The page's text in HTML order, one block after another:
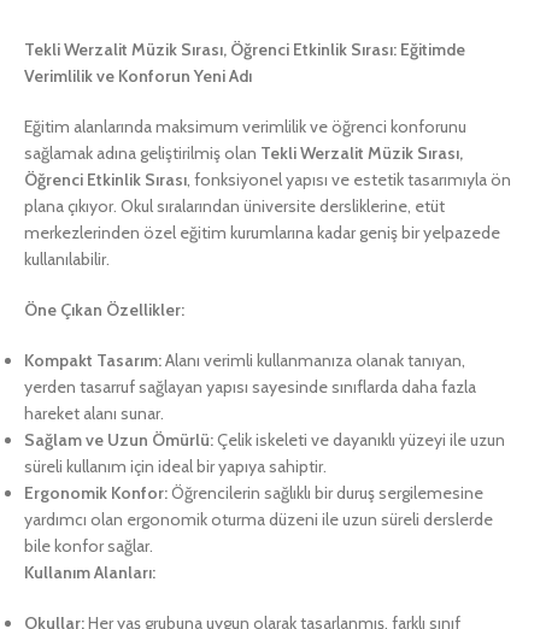
Tekli Werzalit Müzik Sırası, Öğrenci Etkinlik Sırası: Eğitimde
Verimlilik ve Konforun Yeni Adı
Eğitim alanlarında maksimum verimlilik ve öğrenci konforunu
sağlamak adına geliştirilmiş olan Tekli Werzalit Müzik Sırası,
Öğrenci Etkinlik Sırası, fonksiyonel yapısı ve estetik tasarımıyla ön
plana çıkıyor. Okul sıralarından üniversite dersliklerine, etüt
merkezlerinden özel eğitim kurumlarına kadar geniş bir yelpazede
kullanılabilir.
Öne Çıkan Özellikler:
Kompakt Tasarım:Alanı verimli kullanmanıza olanak tanıyan,
yerden tasarruf sağlayan yapısı sayesinde sınıflarda daha fazla
hareket alanı sunar.
Sağlam ve Uzun Ömürlü:Çelik iskeleti ve dayanıklı yüzeyi ile uzun
süreli kullanım için ideal bir yapıya sahiptir.
Ergonomik Konfor:Öğrencilerin sağlıklı bir duruş sergilemesine
yardımcı olan ergonomik oturma düzeni ile uzun süreli derslerde
bile konfor sağlar.
Kullanım Alanları:
Okullar:Her yaş grubuna uygun olarak tasarlanmış, farklı sınıf